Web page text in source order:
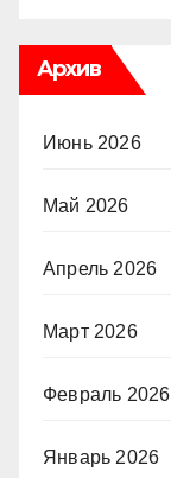
Архив
Июнь 2026
Май 2026
Апрель 2026
Март 2026
Февраль 2026
Январь 2026